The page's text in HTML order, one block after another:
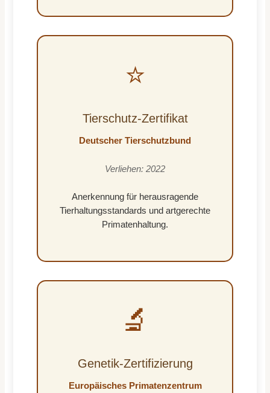
⭐
Tierschutz-Zertifikat
Deutscher Tierschutzbund
Verliehen: 2022
Anerkennung für herausragende
Tierhaltungsstandards und artgerechte
Primatenhaltung.
🔬
Genetik-Zertifizierung
Europäisches Primatenzentrum